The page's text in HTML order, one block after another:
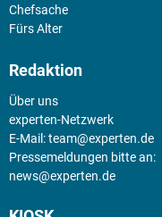
Chefsache
Fürs Alter
Redaktion
Über uns
experten-Netzwerk
E-Mail:team@experten.de
Pressemeldungen bitte an:
news@experten.de